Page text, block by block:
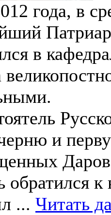
года, в
в
и
обратился
... Читать